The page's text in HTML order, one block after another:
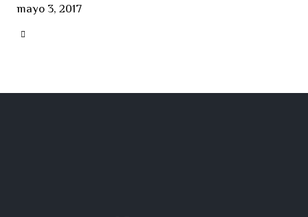
mayo 3, 2017
